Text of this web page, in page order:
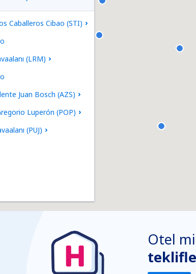
Caballeros Cibao (STI)
(LRM)
Juan Bosch (AZS)
Luperón (POP)
(PUJ)
Otel